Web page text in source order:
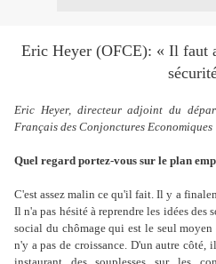
Eric Heyer (OFCE): « Il faut
Eric Heyer, directeur adjoint du
Français des Conjonctures Economiques
Quel regard portez-vous sur le plan
C'est assez malin ce qu'il fait. Il y a
Il n'a pas hésité à reprendre les idées
social du chômage qui est le seul
n'y a pas de croissance. D'un autre